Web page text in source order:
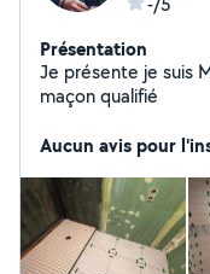
Présentation
Je présente je suis
maçon qualifié
Aucun avis pour